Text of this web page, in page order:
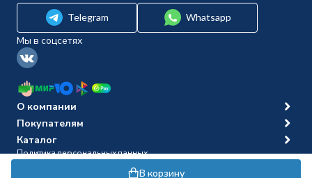
В корзину
Telegram
Whatsapp
Мы в соцсетях
О компании
Покупателям
Каталог
Политика персональных данных